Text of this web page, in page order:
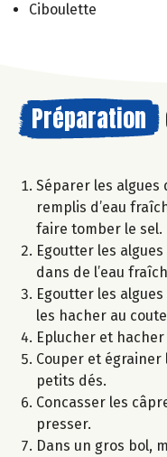
Ciboulette
Préparation
Séparer les
remplis d’eau
faire tomber le sel.
Egoutter les
dans de l’eau
Egoutter les
les hacher au
Eplucher et
Couper et
petits dés.
Concasser les
presser.
Dans un gros bol,